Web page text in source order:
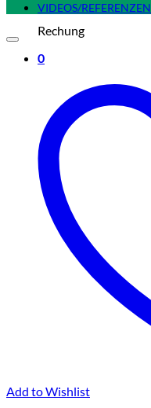
Rechung
0
VIDEOS/REFERENZEN
Add to Wishlist